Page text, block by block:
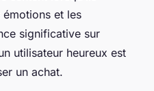
émotions et les
significative sur
utilisateur heureux est
un achat.